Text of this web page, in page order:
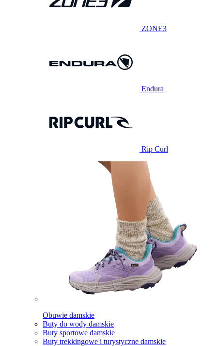
ZONE3
Endura
Rip Curl
Obuwie damskie
Buty do wody damskie
Buty sportowe damskie
Buty trekkingowe i turystyczne damskie